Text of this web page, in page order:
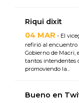
Riqui dixit
04 MAR - El
refirió al encuentro
Gobierno de Macri,
tantos intendentes
promoviendo la...
Bueno en